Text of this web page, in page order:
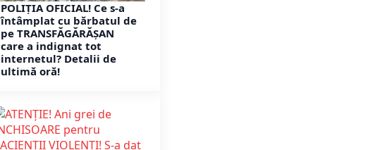
POLIȚIA OFICIAL! Ce s-a
întâmplat cu bărbatul de
pe TRANSFĂGĂRĂȘAN
care a indignat tot
internetul? Detalii de
ultimă oră!